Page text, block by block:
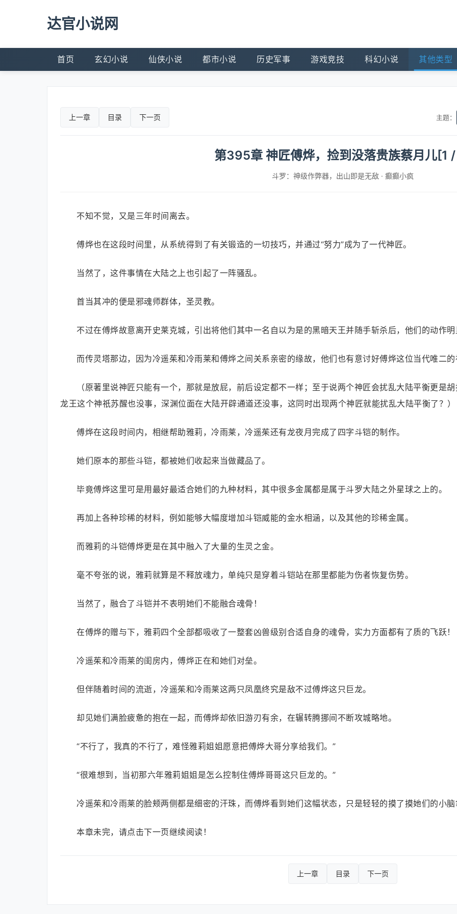
达官小说网
首页 玄幻小说 仙侠小说 都市小说 历史军事 游戏竞技 科幻小说 其他类型
上一章 目录 下一页 主题：
第395章 神匠傅烨，捡到没落贵族蔡月儿[1
斗罗：神级作弊器，出山即是无敌 · 癫癫小疯
不知不觉，又是三年时间离去。
傅烨也在这段时间里，从系统得到了有关锻造的一切技巧，并通过“努力”成为了一代神匠。
当然了，这件事情在大陆之上也引起了一阵骚乱。
首当其冲的便是邪魂师群体，圣灵教。
不过在傅烨故意离开史莱克城，引出将他们其中一名自以为是的黑暗天王并随手斩杀后，他们的动作
而传灵塔那边，因为冷遥茱和冷雨莱和傅烨之间关系亲密的缘故，他们也有意讨好傅烨这位当代唯二
（原著里说神匠只能有一个，那就是放屁，前后设定都不一样；至于说两个神匠会扰乱大陆平衡更是
龙王这个神祇苏醒也没事，深渊位面在大陆开辟通道还没事，这同时出现两个神匠就能扰乱大陆平衡了？）
傅烨在这段时间内，相继帮助雅莉，冷雨莱，冷遥茱还有龙夜月完成了四字斗铠的制作。
她们原本的那些斗铠，都被她们收起来当做藏品了。
毕竟傅烨这里可是用最好最适合她们的九种材料，其中很多金属都是属于斗罗大陆之外星球之上的。
再加上各种珍稀的材料，例如能够大幅度增加斗铠威能的金水相涵，以及其他的珍稀金属。
而雅莉的斗铠傅烨更是在其中融入了大量的生灵之金。
毫不夸张的说，雅莉就算是不释放魂力，单纯只是穿着斗铠站在那里都能为伤者恢复伤势。
当然了，融合了斗铠并不表明她们不能融合魂骨！
在傅烨的赠与下，雅莉四个全部都吸收了一整套凶兽级别合适自身的魂骨，实力方面都有了质的飞跃！
冷遥茱和冷雨莱的闺房内，傅烨正在和她们对垒。
但伴随着时间的流逝，冷遥茱和冷雨莱这两只凤凰终究是敌不过傅烨这只巨龙。
却见她们满脸疲惫的抱在一起，而傅烨却依旧游刃有余，在辗转腾挪间不断攻城略地。
“不行了，我真的不行了，难怪雅莉姐姐愿意把傅烨大哥分享给我们。”
“很难想到，当初那六年雅莉姐姐是怎么控制住傅烨哥哥这只巨龙的。”
冷遥茱和冷雨莱的脸颊两侧都是细密的汗珠，而傅烨看到她们这幅状态，只是轻轻的摸了摸她们的小
本章未完，请点击下一页继续阅读！
上一章 目录 下一页